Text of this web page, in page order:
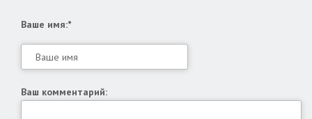
Ваше имя:*
Ваш комментарий: